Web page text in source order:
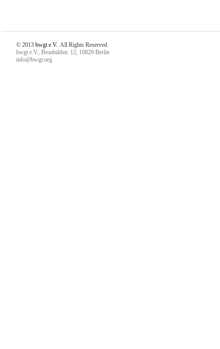
© 2013 bwgt e.V.. All Rights Reserved.
bwgt e.V., Brunhildstr. 12, 10829 Berlin
info@bwgt.org